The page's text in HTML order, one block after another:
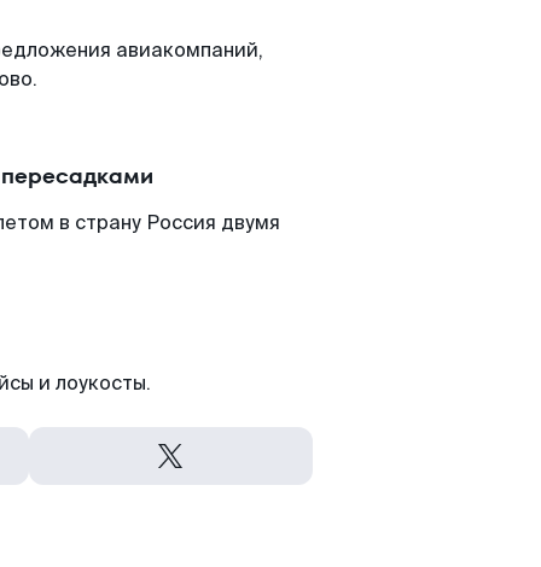
авиакомпаний,
в страну Россия двумя
и лоукосты.